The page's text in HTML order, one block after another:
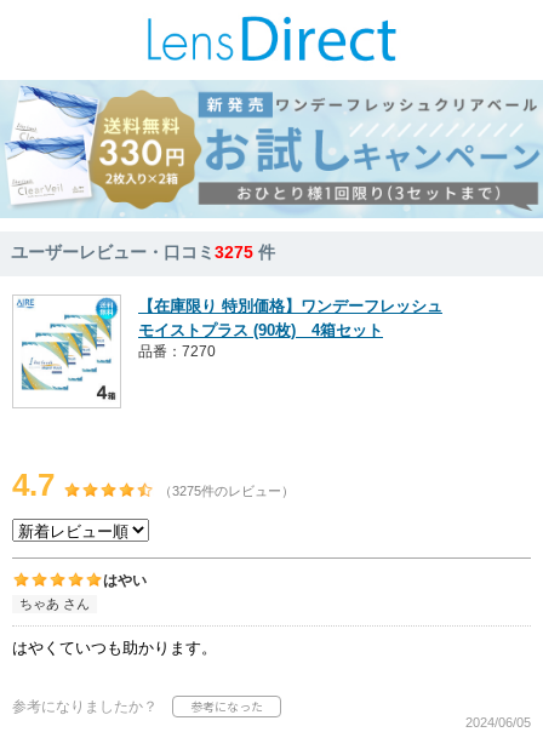
ユーザーレビュー・口コミ3275 件
【在庫限り 特別価格】ワンデーフレッシュ
モイストプラス (90枚) 4箱セット
品番：7270
4.7 （3275件のレビュー）
はやい
ちゃあ さん
はやくていつも助かります。
参考になりましたか？
2024/06/05